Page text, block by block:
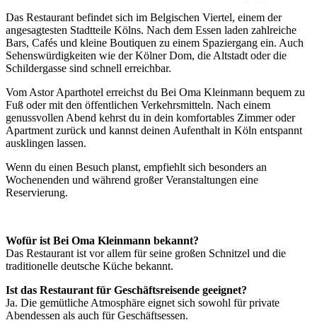
Das Restaurant befindet sich im Belgischen Viertel, einem der
angesagtesten Stadtteile Kölns. Nach dem Essen laden zahlreiche
Bars, Cafés und kleine Boutiquen zu einem Spaziergang ein. Auch
Sehenswürdigkeiten wie der Kölner Dom, die Altstadt oder die
Schildergasse sind schnell erreichbar.
Vom Astor Aparthotel erreichst du Bei Oma Kleinmann bequem zu
Fuß oder mit den öffentlichen Verkehrsmitteln. Nach einem
genussvollen Abend kehrst du in dein komfortables Zimmer oder
Apartment zurück und kannst deinen Aufenthalt in Köln entspannt
ausklingen lassen.
Wenn du einen Besuch planst, empfiehlt sich besonders an
Wochenenden und während großer Veranstaltungen eine
Reservierung.
Wofür ist Bei Oma Kleinmann bekannt?
Das Restaurant ist vor allem für seine großen Schnitzel und die
traditionelle deutsche Küche bekannt.
Ist das Restaurant für Geschäftsreisende geeignet?
Ja. Die gemütliche Atmosphäre eignet sich sowohl für private
Abendessen als auch für Geschäftsessen.